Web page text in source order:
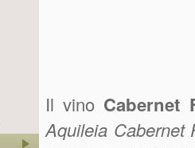
Il vino Cabernet
Aquileia Cabernet